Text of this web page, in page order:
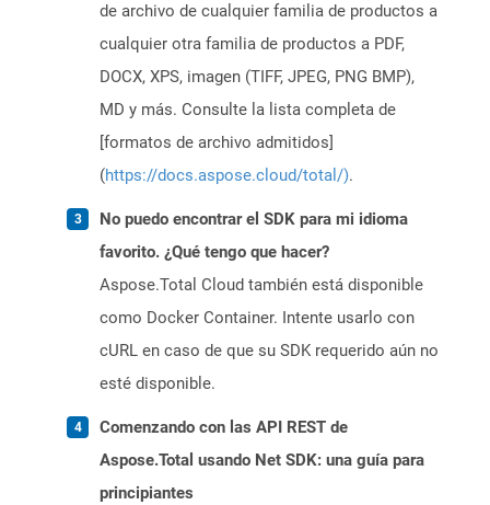
de archivo de cualquier familia de productos a
cualquier otra familia de productos a PDF,
DOCX, XPS, imagen (TIFF, JPEG, PNG BMP),
MD y más. Consulte la lista completa de
[formatos de archivo admitidos]
(https://docs.aspose.cloud/total/).
No puedo encontrar el SDK para mi idioma
favorito. ¿Qué tengo que hacer?
Aspose.Total Cloud también está disponible
como Docker Container. Intente usarlo con
cURL en caso de que su SDK requerido aún no
esté disponible.
Comenzando con las API REST de
Aspose.Total usando Net SDK: una guía para
principiantes